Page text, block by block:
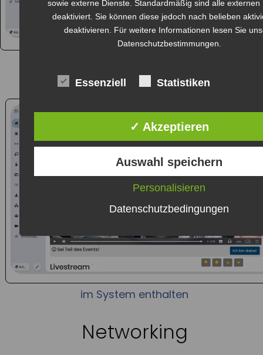
im System enthalten
Networking
sowie externe Dienste. Standardmäßig sind alle externen
deaktiviert. Sie können diese jedoch nach belieben
deaktivieren. Für weitere Informationen lesen Sie
Datenschutzbestimmungen.
Essenziell Statistiken
✓ Akzeptieren
Auswahl speichern
Personalisieren
Datenschutzbedingungen